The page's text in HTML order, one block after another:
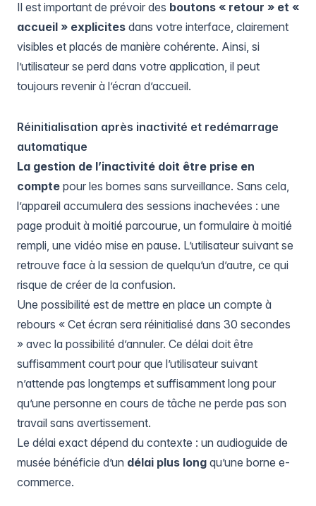
Il est important de prévoir des boutons « retour » et «
accueil » explicites dans votre interface, clairement
visibles et placés de manière cohérente. Ainsi, si
l’utilisateur se perd dans votre application, il peut
toujours revenir à l’écran d’accueil.
Réinitialisation après inactivité et redémarrage
automatique
La gestion de l’inactivité doit être prise en
compte pour les bornes sans surveillance. Sans cela,
l’appareil accumulera des sessions inachevées : une
page produit à moitié parcourue, un formulaire à moitié
rempli, une vidéo mise en pause. L’utilisateur suivant se
retrouve face à la session de quelqu’un d’autre, ce qui
risque de créer de la confusion.
Une possibilité est de mettre en place un compte à
rebours « Cet écran sera réinitialisé dans 30 secondes
» avec la possibilité d’annuler. Ce délai doit être
suffisamment court pour que l’utilisateur suivant
n’attende pas longtemps et suffisamment long pour
qu’une personne en cours de tâche ne perde pas son
travail sans avertissement.
Le délai exact dépend du contexte : un audioguide de
musée bénéficie d’un délai plus long qu’une borne e-
commerce.